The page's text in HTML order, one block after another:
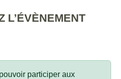
L’ÉVÈNEMENT
participer aux